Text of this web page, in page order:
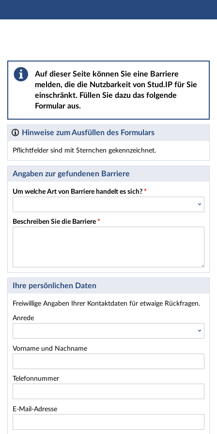
Hauptnavigation
Barriere melden
Auf dieser Seite können Sie eine Barriere
melden, die die Nutzbarkeit von Stud.IP für Sie
einschränkt. Füllen Sie dazu das folgende
Formular aus.
Hinweise zum Ausfüllen des Formulars
Pflichtfelder sind mit Sternchen gekennzeichnet.
Dieses Formular enthält Pflichtfelder.
Angaben zur gefundenen Barriere
Um welche Art von Barriere handelt es sich? *
Beschreiben Sie die Barriere *
Ihre persönlichen Daten
Freiwillige Angaben Ihrer Kontaktdaten für etwaige Rückfragen.
Anrede
Vorname und Nachname
Telefonnummer
E-Mail-Adresse